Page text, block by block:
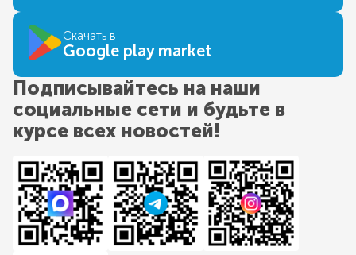
Скачать в
Google play market
Подписывайтесь на наши
социальные сети и будьте в
курсе всех новостей!